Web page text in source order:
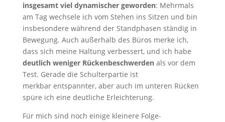
insgesamt viel dynamischer geworden: Mehrmals
am Tag wechsele ich vom Stehen ins Sitzen und bin
insbesondere während der Standphasen ständig in
Bewegung. Auch außerhalb des Büros merke ich,
dass sich meine Haltung verbessert, und ich habe
deutlich weniger Rückenbeschwerdenals vor dem
Test. Gerade die Schulterpartie ist
merkbar entspannter, aber auch im unteren Rücken
spüre ich eine deutliche Erleichterung.
Für mich sind noch einige kleinere Folge-